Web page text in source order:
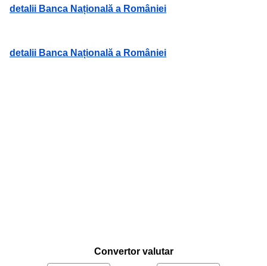
detalii Banca Națională a României
detalii Banca Națională a României
Convertor valutar